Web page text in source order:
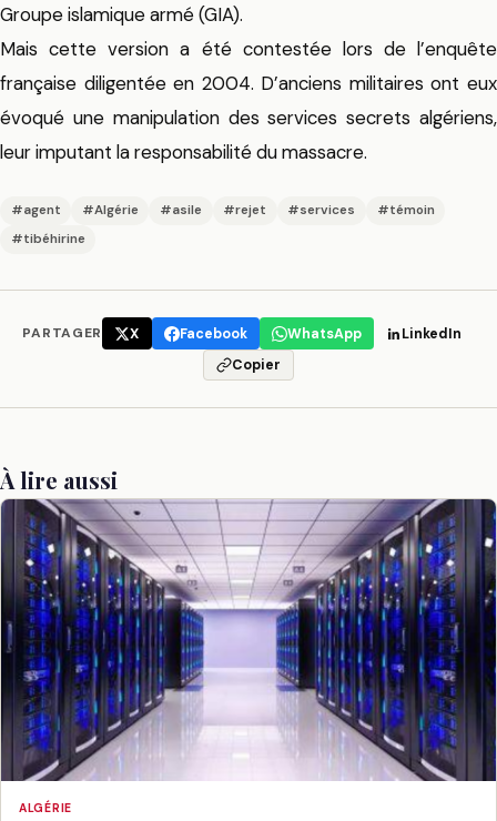
Groupe islamique armé (GIA).
Mais cette version a été contestée lors de l’enquête
française diligentée en 2004. D’anciens militaires ont eux
évoqué une manipulation des services secrets algériens,
leur imputant la responsabilité du massacre.
#agent #Algérie #asile #rejet #services
#témoin
#tibéhirine
PARTAGER X Facebook WhatsApp
LinkedIn
Copier
À lire aussi
ALGÉRIE